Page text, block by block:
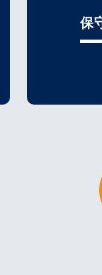
保